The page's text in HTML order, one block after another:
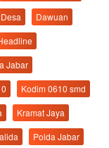
Dawuan
Jabar
Kodim 0610 smd
Kramat Jaya
Polda Jabar